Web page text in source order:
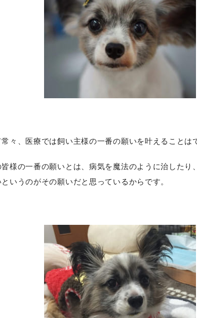
々、医療では飼い主様の一番の願いを叶えることは
様の一番の願いとは、病気を魔法のように治したり
いうのがその願いだと思っているからです。